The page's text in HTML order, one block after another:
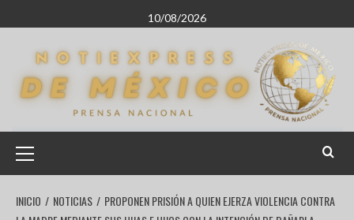
10/08/2026
INICIO NOTICIAS
PROPONEN PRISIÓN A QUIEN EJERZA VIOLENCIA CONTRA